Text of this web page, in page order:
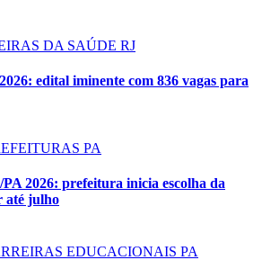
DA SAÚDE RJ
edital iminente com 836 vagas para
PA
2026: prefeitura inicia escolha da
até julho
EDUCACIONAIS PA